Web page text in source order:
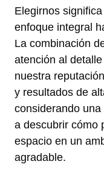
Elegirnos
enfoque integral
La combinación
atención al
nuestra
y resultados de
considerando
a descubrir cómo
espacio en un
agradable.